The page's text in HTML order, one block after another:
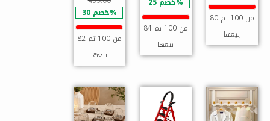
80 من 100 تم
بيعها
84 من 100 تم
بيعها
خصم 30%
82 من 100 تم
بيعها